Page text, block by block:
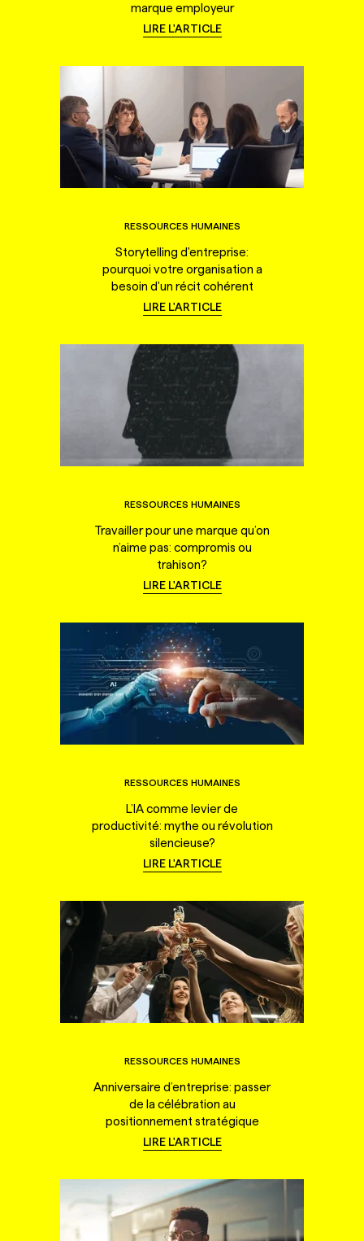
marque employeur
LIRE L'ARTICLE
RESSOURCES HUMAINES
Storytelling d'entreprise:
pourquoi votre organisation a
besoin d'un récit cohérent
LIRE L'ARTICLE
RESSOURCES HUMAINES
Travailler pour une marque qu’on
n’aime pas: compromis ou
trahison?
LIRE L'ARTICLE
RESSOURCES HUMAINES
L’IA comme levier de
productivité: mythe ou révolution
silencieuse?
LIRE L'ARTICLE
RESSOURCES HUMAINES
Anniversaire d’entreprise: passer
de la célébration au
positionnement stratégique
LIRE L'ARTICLE